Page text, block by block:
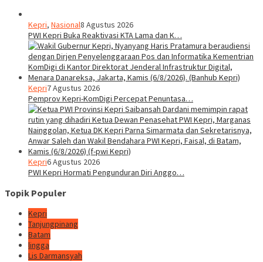
Kepri, Nasional8 Agustus 2026
PWI Kepri Buka Reaktivasi KTA Lama dan K…
Kepri7 Agustus 2026
Pemprov Kepri-KomDigi Percepat Penuntasa…
Kepri6 Agustus 2026
PWI Kepri Hormati Pengunduran Diri Anggo…
Topik Populer
Kepri
Tanjungpinang
Batam
lingga
Lis Darmansyah